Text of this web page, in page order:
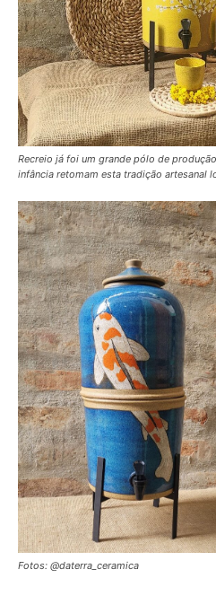
Recreio já foi um grande pólo de
infância retomam esta tradição artesanal
Fotos: @daterra_ceramica